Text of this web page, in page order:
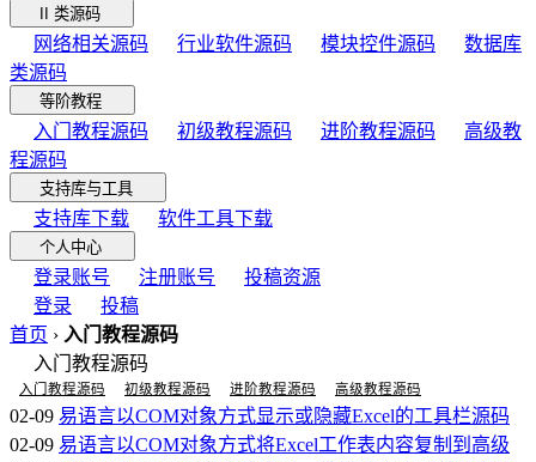
II 类源码
网络相关源码 行业软件源码 模块控件源码
数据库
类源码
等阶教程
入门教程源码 初级教程源码 进阶教程源码
高级教
程源码
支持库与工具
支持库下载 软件工具下载
个人中心
登录账号 注册账号
投稿资源
登录
投稿
首页 › 入门教程源码
入门教程源码
入门教程源码 初级教程源码 进阶教程源码 高级教程源码
02-09 易语言以COM对象方式显示或隐藏Excel的工具栏源码
02-09 易语言以COM对象方式将Excel工作表内容复制到高级